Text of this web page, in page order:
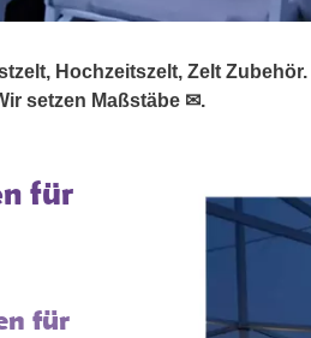
Hochzeitszelt, Zelt
setzen Maßstäbe ✉.
für
für